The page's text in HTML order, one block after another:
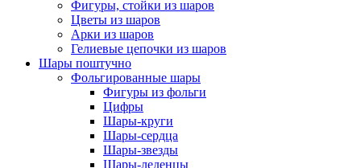
Фигуры, стойки из шаров
Цветы из шаров
Арки из шаров
Гелиевые цепочки из шаров
Шары поштучно
Фольгированные шары
Фигуры из фольги
Цифры
Шары-круги
Шары-сердца
Шары-звезды
Шары-леденцы